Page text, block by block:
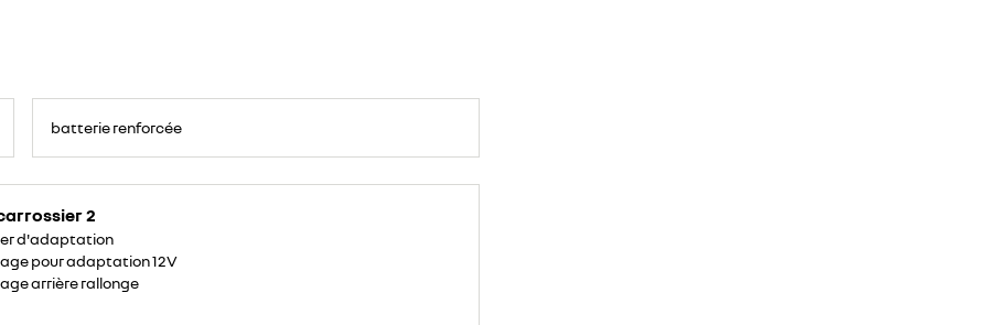
batterie renforcée
2
d'adaptation
pour adaptation 12V
arrière rallonge